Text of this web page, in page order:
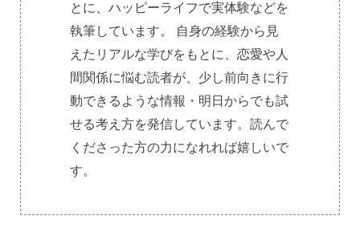
とに、ハッピーライフで実体験などを
執筆しています。 自身の経験から見
えたリアルな学びをもとに、恋愛や人
間関係に悩む読者が、少し前向きに行
動できるような情報・明日からでも試
せる考え方を発信しています。読んで
くださった方の力になれれば嬉しいで
す。